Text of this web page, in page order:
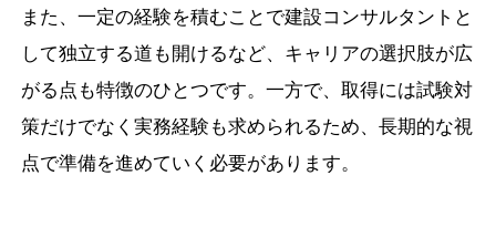
また、一定の経験を積むことで建設コンサルタントと
して独立する道も開けるなど、キャリアの選択肢が広
がる点も特徴のひとつです。一方で、取得には試験対
策だけでなく実務経験も求められるため、長期的な視
点で準備を進めていく必要があります。